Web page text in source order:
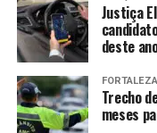
Justiça
deste
FORTALEZA
Trecho
meses